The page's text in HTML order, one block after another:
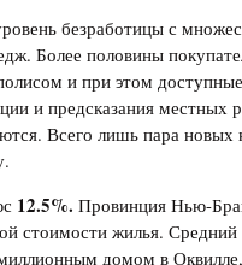
безработицы с
Более половины
и при этом
и предсказания местных
Всего лишь пара
12.5%. Провинция Нью-
стоимости жилья.
домом в